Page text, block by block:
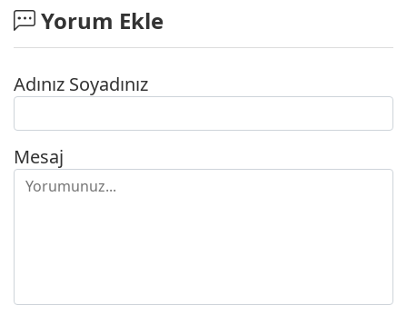
Yorum Ekle
Adınız Soyadınız
Mesaj